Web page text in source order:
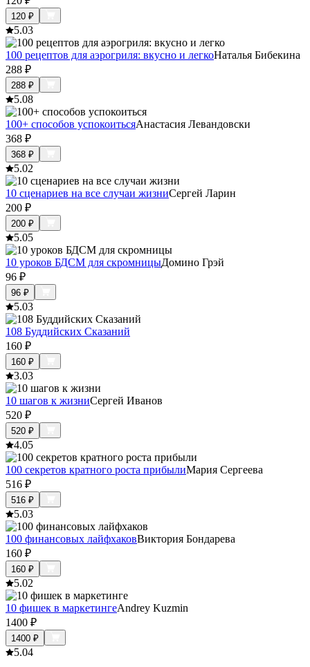
120 ₽
5.03
100 рецептов для аэрогриля: вкусно и легкоНаталья Бибекина
288 ₽
288 ₽
5.08
100+ способов успокоитьсяАнастасия Левандовски
368 ₽
368 ₽
5.02
10 сценариев на все случаи жизниСергей Ларин
200 ₽
200 ₽
5.05
10 уроков БДСМ для скромницыДомино Грэй
96 ₽
96 ₽
5.03
108 Буддийских Сказаний
160 ₽
160 ₽
3.03
10 шагов к жизниСергей Иванов
520 ₽
520 ₽
4.05
100 секретов кратного роста прибылиМария Сергеева
516 ₽
516 ₽
5.03
100 финансовых лайфхаковВиктория Бондарева
160 ₽
160 ₽
5.02
10 фишек в маркетингеAndrey Kuzmin
1400 ₽
1400 ₽
5.04